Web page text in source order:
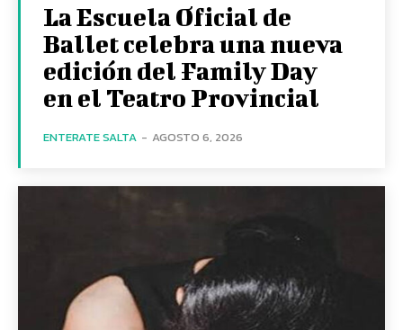
La Escuela Oficial de
Ballet celebra una nueva
edición del Family Day
en el Teatro Provincial
ENTERATE SALTA - AGOSTO 6, 2026